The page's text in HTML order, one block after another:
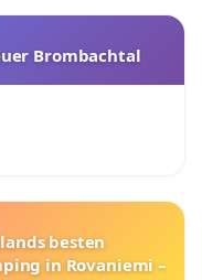
Brombachtal
besten
in Rovaniemi –